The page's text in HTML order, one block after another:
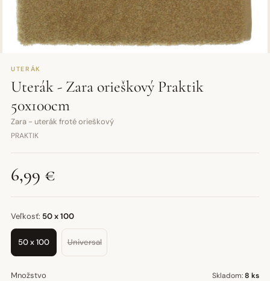
UTERÁK
Uterák - Zara orieškový Praktik
50x100cm
Zara - uterák froté orieškový
PRAKTIK
6,99 €
Veľkosť: 50 x 100
50 x 100 Universal
Množstvo Skladom:8 ks